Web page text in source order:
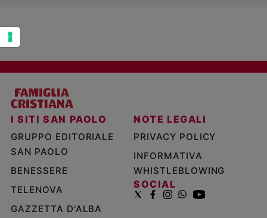
I SITI SAN PAOLO
GRUPPO EDITORIALE
SAN PAOLO
BENESSERE
TELENOVA
GAZZETTA D'ALBA
NOTE LEGALI
PRIVACY POLICY
INFORMATIVA
WHISTLEBLOWING
SOCIAL